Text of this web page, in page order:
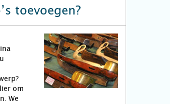
toevoegen?
om
We